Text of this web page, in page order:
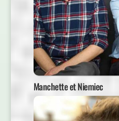
Manchette et Niemiec